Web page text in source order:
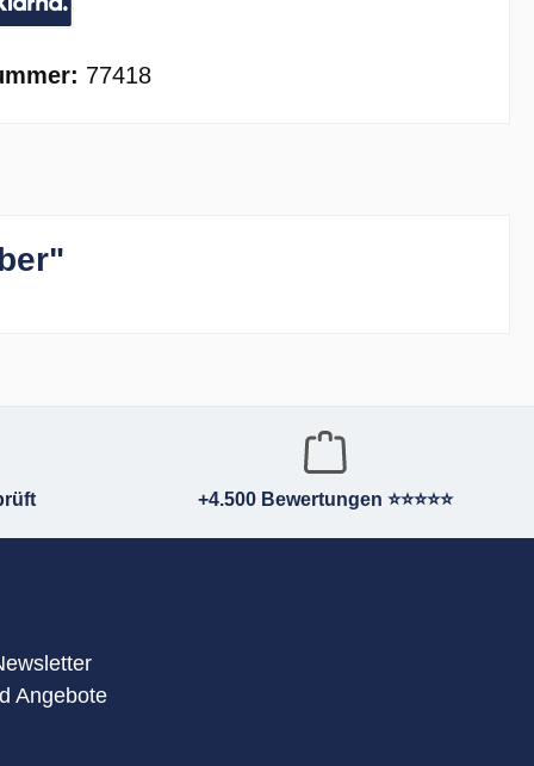
77418
+4.500 Bewertungen ⭐⭐⭐⭐⭐
Angebote